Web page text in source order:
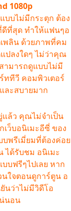
1080p
บบไม่มีกระตุก ต้อง
ดีที่สุด ทำให้แฟนๆอ
พลิน ด้วยภาพที่คม
ปลงใดๆ ไม่ว่าคุณ
ามารถดูแบบไม่มี
ทีวี คอมพิวเตอร์
ละสบายมาก
ล้ว คุณไม่จำเป็น
เว็บอนิเมะอีซี่ ของ
บพรีเมี่ยมที่ต้องค่อย
ได้รับชม อนิเมะ
บฟรีๆไปเลย หาก
ใจตอนดูการ์ตูน อ
นว่าไม่มีวิดีโอ
นอน